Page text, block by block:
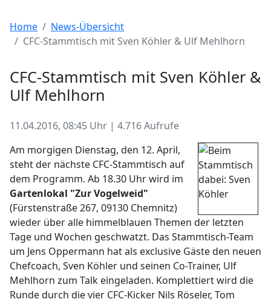
Home
News-Übersicht
CFC-Stammtisch mit Sven Köhler & Ulf Mehlhorn
CFC-Stammtisch mit Sven Köhler &
Ulf Mehlhorn
11.04.2016, 08:45 Uhr | 4.716 Aufrufe
Am morgigen Dienstag, den 12. April,
steht der nächste CFC-Stammtisch auf
dem Programm. Ab 18.30 Uhr wird im
Gartenlokal "Zur Vogelweid"
(Fürstenstraße 267, 09130 Chemnitz)
wieder über alle himmelblauen Themen der letzten
Tage und Wochen geschwatzt. Das Stammtisch-Team
um Jens Oppermann hat als exclusive Gäste den neuen
Chefcoach, Sven Köhler und seinen Co-Trainer, Ulf
Mehlhorn zum Talk eingeladen. Komplettiert wird die
Runde durch die vier CFC-Kicker Nils Röseler, Tom